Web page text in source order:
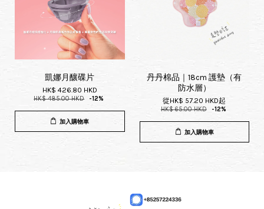
凱娜月釀碟片
HK$ 426.80 HKD
HK$ 485.00 HKD -12%
加入購物車
丹丹棉品｜18cm 護墊（有
防水層）
從HK$ 57.20 HKD起
HK$ 65.00 HKD -12%
加入購物車